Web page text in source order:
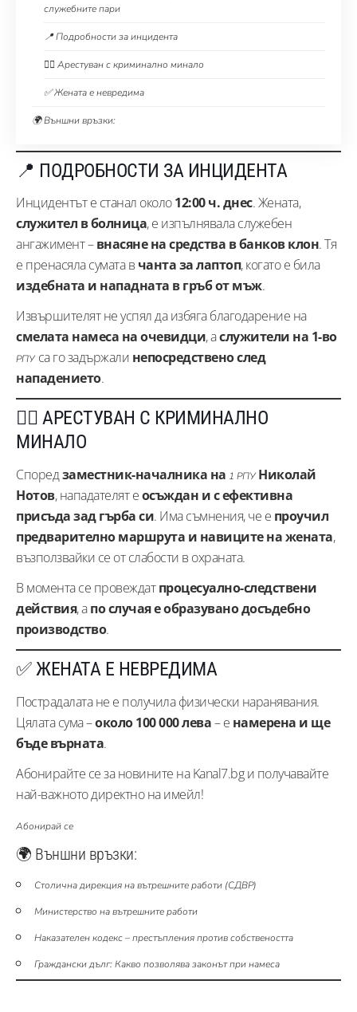
служебните пари
📍 Подробности за инцидента
👮‍♂️ Арестуван с криминално минало
✅ Жената е невредима
🌍 Външни връзки:
📍 ПОДРОБНОСТИ ЗА ИНЦИДЕНТА
Инцидентът е станал около12:00 ч. днес. Жената,
служител в болница, е изпълнявала служебен
ангажимент –внасяне на средства в банков клон. Тя
е пренасяла сумата в чанта за лаптоп, когато е била
издебната и нападната в гръб от мъж.
Извършителят не успял да избяга благодарение на
смелата намеса на очевидци, аслужители на 1-во
РПУса го задържали непосредствено след
нападението.
👮‍♂️ АРЕСТУВАН С КРИМИНАЛНО
МИНАЛО
Споредзаместник-началника на 1 РПУНиколай
Нотов, нападателят еосъждан и с ефективна
присъда зад гърба си. Има съмнения, че е проучил
предварително маршрута и навиците на жената,
възползвайки се от слабости в охраната.
В момента се провеждатпроцесуално-следствени
действия, апо случая е образувано досъдебно
производство.
✅ ЖЕНАТА Е НЕВРЕДИМА
Пострадалата не е получила физически наранявания.
Цялата сума –около 100 000 лева– е намерена и ще
бъде върната.
Абонирайте се за новините на Kanal7.bg и получавайте
най-важното директно на имейл!
Абонирай се
🌍 Външни връзки:
Столична дирекция на вътрешните работи (СДВР)
Министерство на вътрешните работи
Наказателен кодекс – престъпления против собствеността
Граждански дълг: Какво позволява законът при намеса